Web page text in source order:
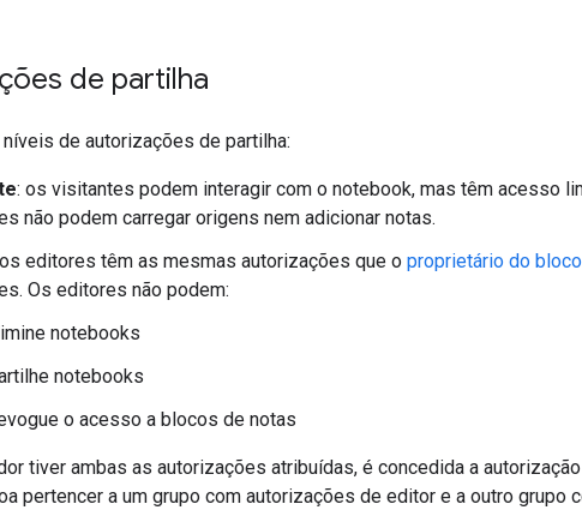
de partilha
de autorizações de partilha:
: os visitantes podem interagir com o notebook, mas têm acesso
não podem carregar origens nem adicionar notas.
editores têm as mesmas autorizações que o proprietário do
Os editores não podem:
notebooks
notebooks
o acesso a blocos de notas
tiver ambas as autorizações atribuídas, é concedida a
pertencer a um grupo com autorizações de editor e a outro grupo